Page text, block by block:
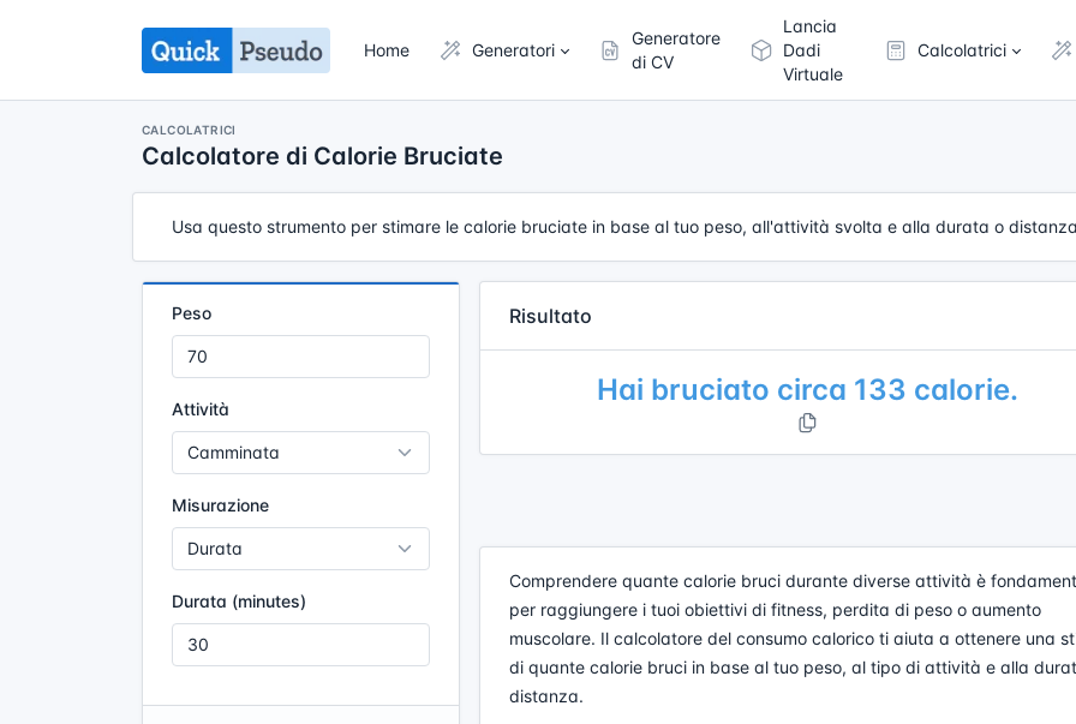
Home Generatori
Generatore
di CV
Lancia
Dadi
Virtuale
Calcolatrici
CALCOLATRICI
Calcolatore di Calorie Bruciate
Usa questo strumento per stimare le calorie bruciate in base al tuo peso, all'attività svolta e alla durata o
Peso
Attività
Misurazione
Durata (minutes)
Risultato
Hai bruciato circa 133 calorie.
Comprendere quante calorie bruci durante diverse attività è
per raggiungere i tuoi obiettivi di fitness, perdita di peso o aumento
muscolare. Il calcolatore del consumo calorico ti aiuta a ottenere una
di quante calorie bruci in base al tuo peso, al tipo di attività e alla
distanza.